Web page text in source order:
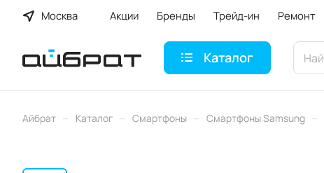
Москва Акции Бренды Трейд-ин Ремонт
Каталог
Айбрат – Каталог – Смартфоны – Смартфоны Samsung –